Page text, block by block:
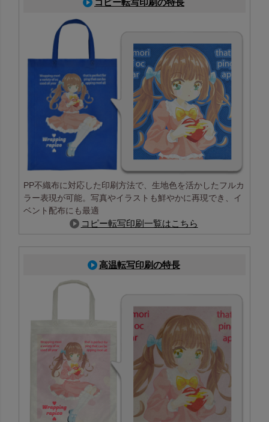
コピー転写印刷の特長
PP不織布に対応した印刷方法で、生地色を活かしたフルカ
ラー表現が可能。写真やイラストも鮮やかに再現でき、イ
ベント配布にも最適
コピー転写印刷一覧はこちら
高温転写印刷の特長